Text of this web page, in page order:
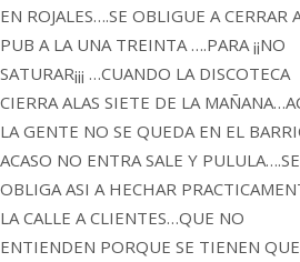
EN ROJALES….SE OBLIGUE A CERRAR
PUB A LA UNA TREINTA ….PARA ¡¡NO
SATURAR¡¡¡ …CUANDO LA DISCOTECA
CIERRA ALAS SIETE DE LA
LA GENTE NO SE QUEDA EN EL
ACASO NO ENTRA SALE Y PULULA….SE
OBLIGA ASI A HECHAR
LA CALLE A CLIENTES…QUE NO
ENTIENDEN PORQUE SE TIENEN QUE